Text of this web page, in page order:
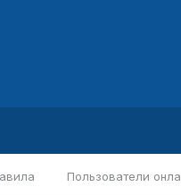
Пользователи